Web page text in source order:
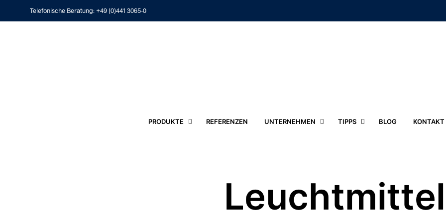
Telefonische Beratung: +49 (0)441 3065-0
PRODUKTE REFERENZEN UNTERNEHMEN TIPPS BLOG KONTAKT
Leuchtmittel